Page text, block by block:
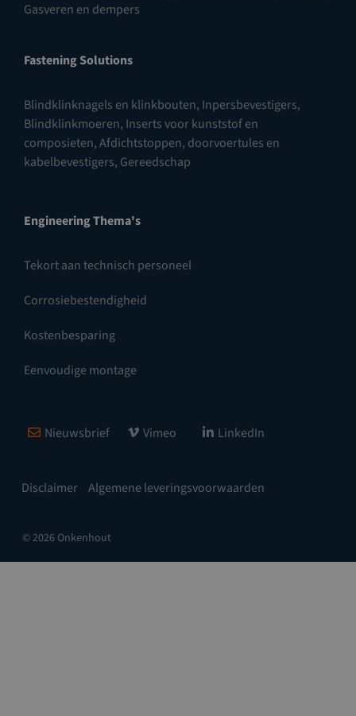
Gasveren en dempers
Fastening Solutions
Blindklinknagels en klinkbouten, Inpersbevestigers,
Blindklinkmoeren, Inserts voor kunststof en
composieten,Afdichtstoppen, doorvoertules en
kabelbevestigers, Gereedschap
Engineering Thema's
Tekort aan technisch personeel
Corrosiebestendigheid
Kostenbesparing
Eenvoudige montage
Disclaimer Algemene leveringsvoorwaarden
Nieuwsbrief Vimeo LinkedIn
© 2026 Onkenhout